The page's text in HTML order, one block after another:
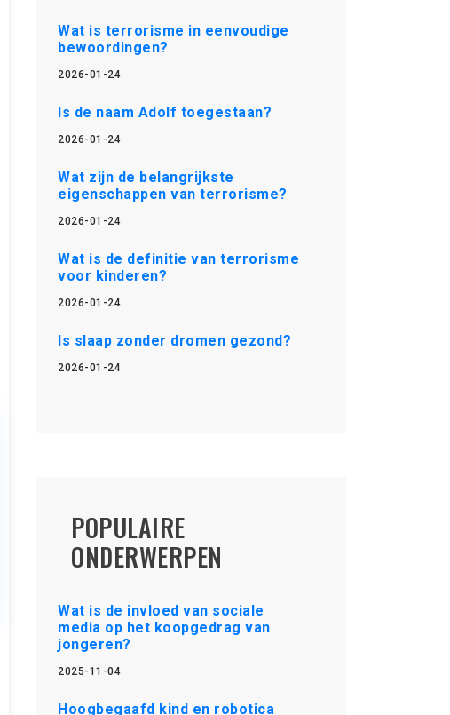
Wat is terrorisme in eenvoudige
bewoordingen?
2026-01-24
Is de naam Adolf toegestaan?
2026-01-24
Wat zijn de belangrijkste
eigenschappen van terrorisme?
2026-01-24
Wat is de definitie van terrorisme
voor kinderen?
2026-01-24
Is slaap zonder dromen gezond?
2026-01-24
POPULAIRE
ONDERWERPEN
Wat is de invloed van sociale
media op het koopgedrag van
jongeren?
2025-11-04
Hoogbegaafd kind en robotica